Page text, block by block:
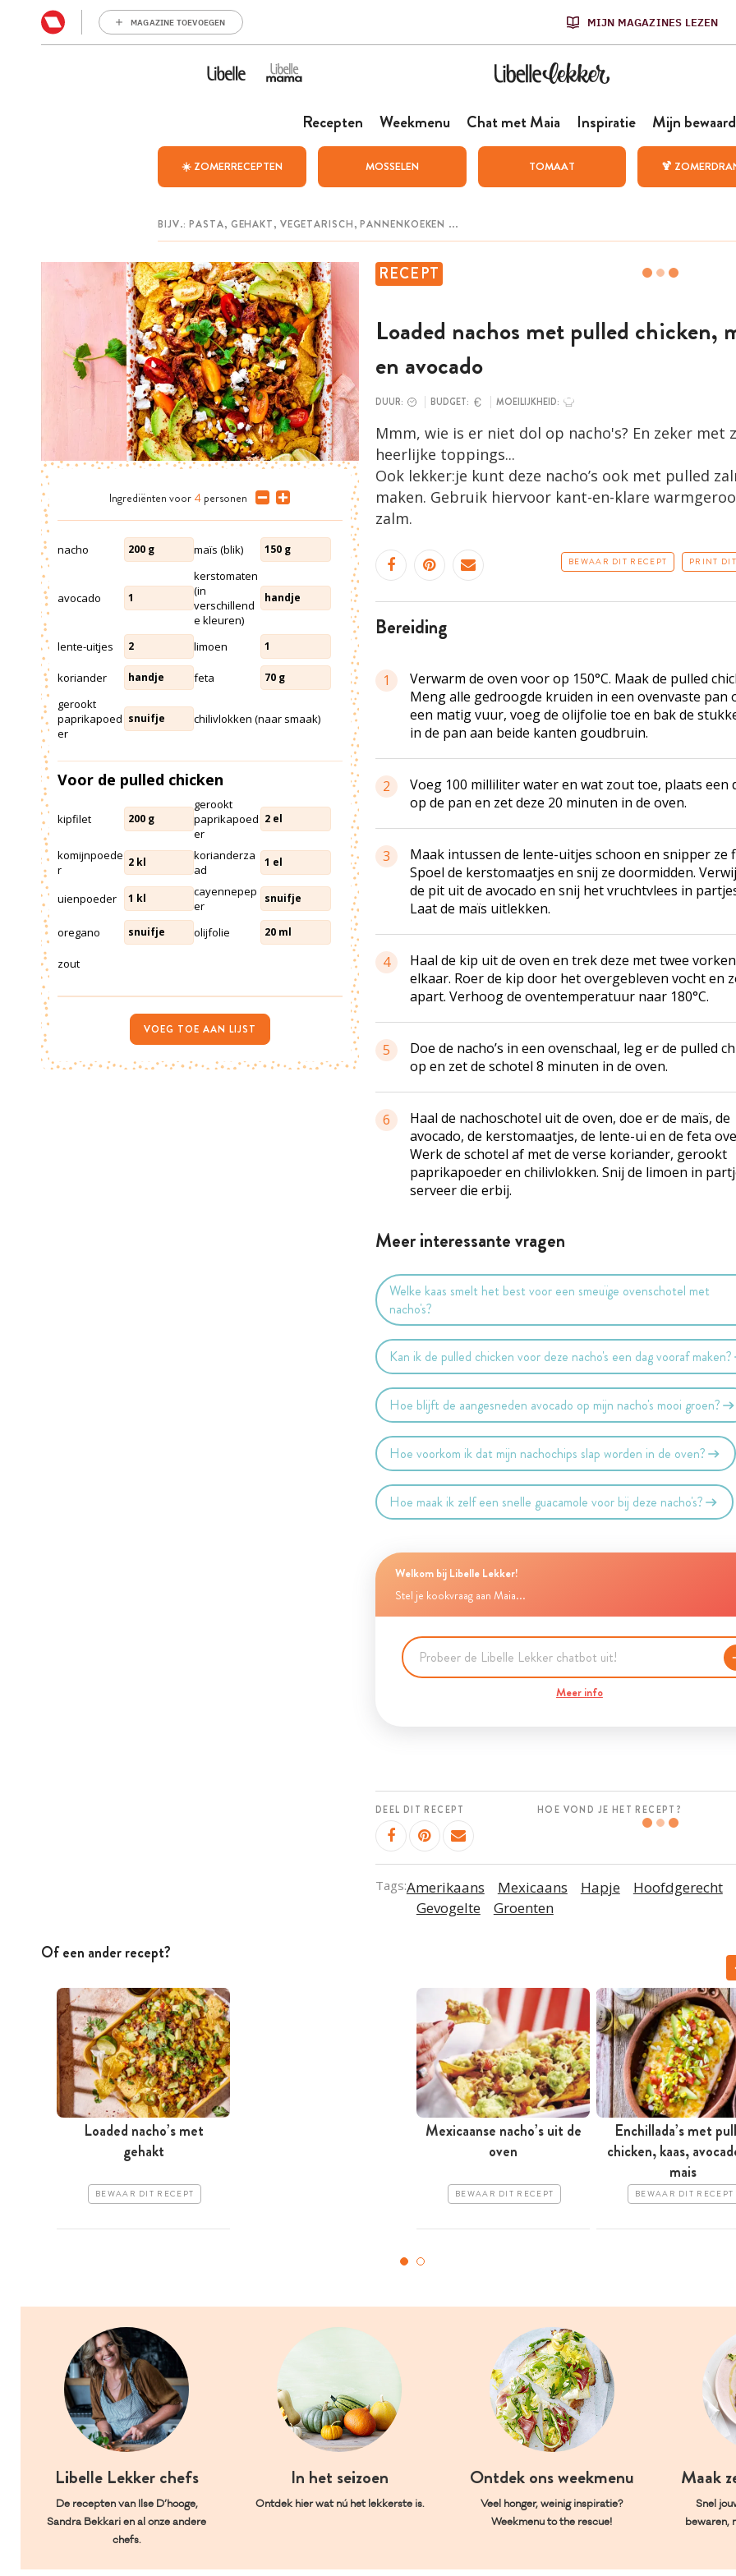
MAGAZINE TOEVOEGEN MIJN MAGAZINES LEZEN
Recepten Weekmenu Chat met Maia Inspiratie Mijn
☀️ ZOMERRECEPTEN MOSSELEN TOMAAT 🍹
RECEPT
Loaded nachos met pulled chicken,
en avocado
DUUR: BUDGET: MOEILIJKHEID:
Mmm, wie is er niet dol op nacho's? En zeker met
heerlijke toppings...
Ook lekker:je kunt deze nacho’s ook met pulled
maken. Gebruik hiervoor kant-en-klare
zalm.
BEWAAR DIT RECEPT PRINT
bereiding
1
Verwarm de oven voor op 150°C. Maak de pulled
Meng alle gedroogde kruiden in een ovenvaste pan
een matig vuur, voeg de olijfolie toe en bak de
in de pan aan beide kanten goudbruin.
2
Voeg 100 milliliter water en wat zout toe, plaats een
op de pan en zet deze 20 minuten in de oven.
3
Maak intussen de lente-uitjes schoon en snipper ze
Spoel de kerstomaatjes en snij ze doormidden.
de pit uit de avocado en snij het vruchtvlees in
Laat de maïs uitlekken.
4
Haal de kip uit de oven en trek deze met twee
elkaar. Roer de kip door het overgebleven vocht en
apart. Verhoog de oventemperatuur naar 180°C.
5
Doe de nacho’s in een ovenschaal, leg er de pulled
op en zet de schotel 8 minuten in de oven.
6
Haal de nachoschotel uit de oven, doe er de maïs, de
avocado, de kerstomaatjes, de lente-ui en de feta
Werk de schotel af met de verse koriander, gerookt
paprikapoeder en chilivlokken. Snij de limoen in
serveer die erbij.
Meer interessante vragen
Welke kaas smelt het best voor een smeuïge ovenschotel met
nacho's?
Kan ik de pulled chicken voor deze nacho's een dag vooraf maken?
Hoe blijft de aangesneden avocado op mijn nacho's mooi groen?
Hoe voorkom ik dat mijn nachochips slap worden in de oven?
Hoe maak ik zelf een snelle guacamole voor bij deze nacho's?
Welkom bij Libelle Lekker!
Stel je kookvraag aan Maia...
Meer info
DEEL DIT RECEPT HOE VOND JE HET RECEPT?
Tags:Amerikaans Mexicaans Hapje
Hoofdgerecht
Gevogelte
Groenten
Ingrediënten voor 4 personen
nacho 200 g maïs (blik) 150 g
avocado 1
kerstomaten
(in
verschillend
e kleuren)
handje
lente-uitjes 2 limoen 1
koriander handje feta 70 g
gerookt
paprikapoed
er
snuifje chilivlokken (naar smaak)
Voor de pulled chicken
kipfilet 200 g
gerookt
paprikapoed
er
2 el
komijnpoede
r
2 kl
korianderza
ad
1 el
uienpoeder 1 kl
cayennepep
er
snuifje
oregano snuifje olijfolie 20 ml
zout
VOEG TOE AAN LIJST
Of een ander recept?
Loaded nacho’s met
gehakt
BEWAAR DIT RECEPT
Mexicaanse nacho’s uit de
oven
BEWAAR DIT RECEPT
Enchillada’s met
chicken, kaas,
mais
BEWAAR DIT RECEPT
Libelle Lekker chefs
De recepten van Ilse D’hooge,
Sandra Bekkari en al onze andere
chefs.
In het seizoen
Ontdek hier wat nú het lekkerste is.
Ontdek ons weekmenu
Veel honger, weinig inspiratie?
Weekmenu to the rescue!
Maak
Snel
bewaren,